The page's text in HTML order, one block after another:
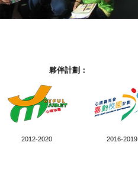
夥伴計劃：
2012-2020 2016-2019